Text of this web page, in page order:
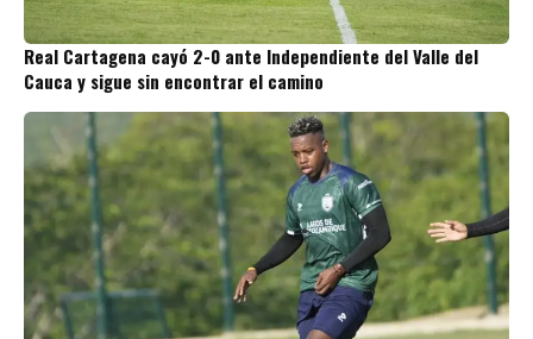
Real Cartagena cayó 2-0 ante Independiente del Valle del
Cauca y sigue sin encontrar el camino